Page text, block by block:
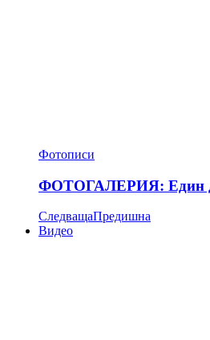
Фотописи
ФОТОГАЛЕРИЯ: Един
СледващаПредишна
Видео